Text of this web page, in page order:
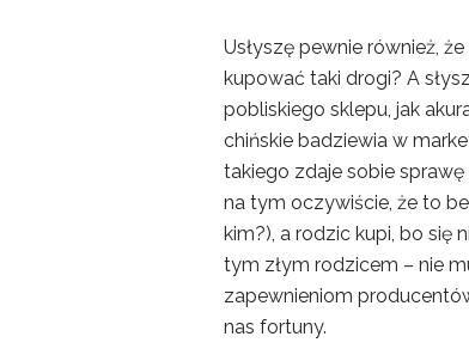
Usłyszę pewnie również,
kupować taki drogi? A
pobliskiego sklepu, jak
chińskie badziewia w
takiego zdaje sobie
na tym oczywiście, że to
kim?), a rodzic kupi, bo się
tym złym rodzicem – nie
zapewnieniom
nas fortuny.